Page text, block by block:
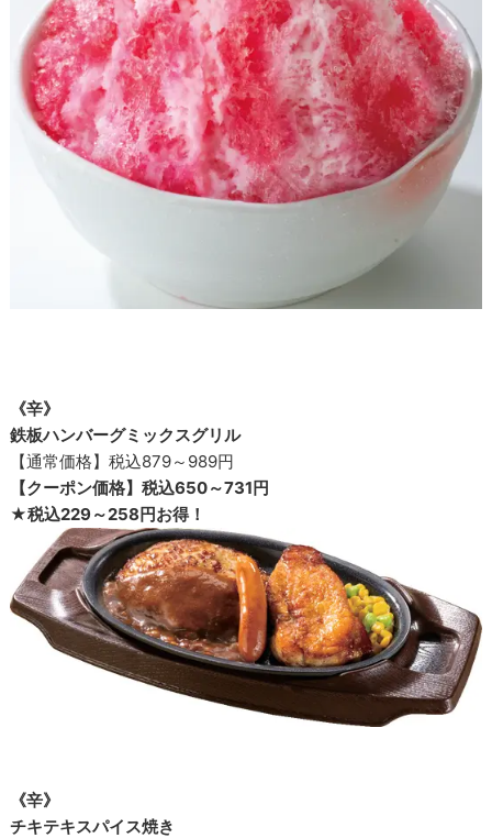
《辛》
鉄板ハンバーグミックスグリル
【通常価格】税込879～989円
【クーポン価格】税込650～731円
★税込229～258円お得！
《辛》
チキテキスパイス焼き